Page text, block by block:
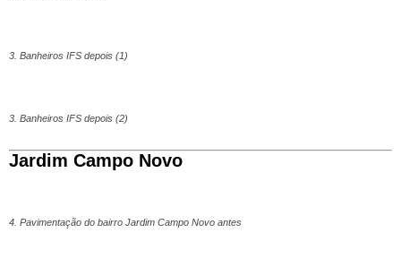
3. Banheiros IFS depois (1)
3. Banheiros IFS depois (2)
Jardim Campo Novo
4. Pavimentação do bairro Jardim Campo Novo antes